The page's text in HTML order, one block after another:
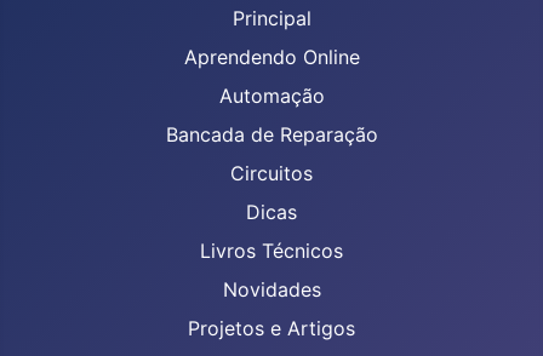
Principal
Aprendendo Online
Automação
Bancada de Reparação
Circuitos
Dicas
Livros Técnicos
Novidades
Projetos e Artigos